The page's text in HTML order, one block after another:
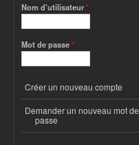
Nom d'utilisateur*
Mot de passe*
Créer un nouveau compte
Demander un nouveau mot de
passe